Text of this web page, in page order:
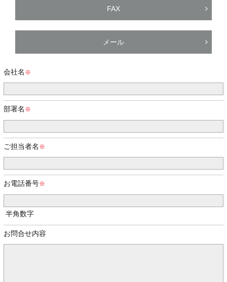
FAX
メール
会社名
部署名
ご担当者名
お電話番号
半角数字
お問合せ内容